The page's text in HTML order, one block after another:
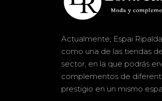
Actualmente, Espai
como una de las tiendas
sector, en la que podrás
complementos de
prestigio en un mismo